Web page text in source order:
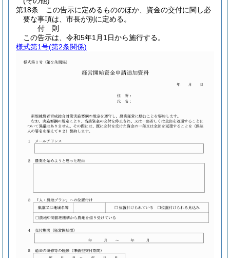
第18条
この告示に定めるもののほか、資金の交付に関し必
要な事項は、市長が別に定める。
付 則
この告示は、令和5年1月1日から施行する。
様式第1号(第2条関係)